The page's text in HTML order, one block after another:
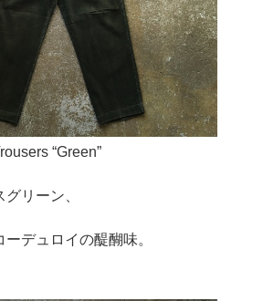
“Green”
リーン、
デュロイの醍醐味。